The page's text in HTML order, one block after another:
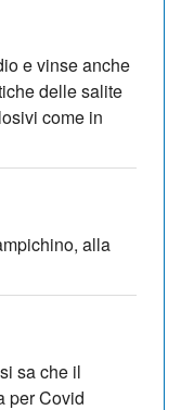
e vinse anche
delle salite
come in
alla
sa che il
per Covid